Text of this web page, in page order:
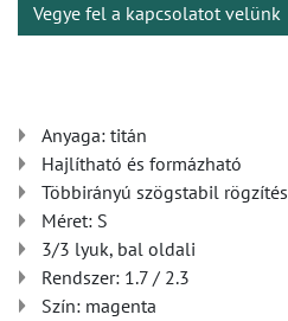
Vegye fel a kapcsolatot velünk
Anyaga: titán
Hajlítható és formázható
Többirányú szögstabil rögzítés
Méret: S
3/3 lyuk, bal oldali
Rendszer: 1.7 / 2.3
Szín: magenta